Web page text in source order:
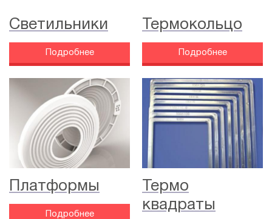
Светильники
Подробнее
Термокольцо
Подробнее
Платформы
Подробнее
Термо
квадраты